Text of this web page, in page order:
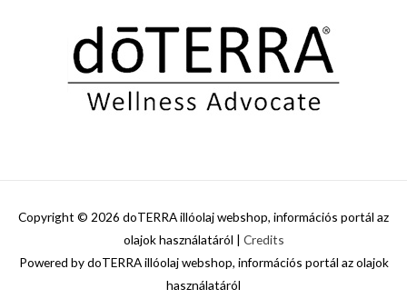
Copyright © 2026 doTERRA illóolaj webshop, információs portál az
olajok használatáról
Credits
Powered bydoTERRA illóolaj webshop, információs portál az olajok
használatáról